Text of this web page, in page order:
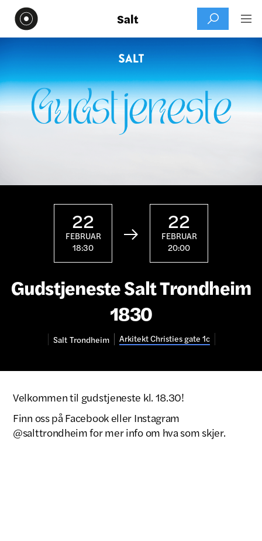
Salt  
22
FEBRUAR
18:30

22
FEBRUAR
20:00
Gudstjeneste Salt Trondheim
1830
Salt Trondheim Arkitekt Christies gate 1c
Velkommen til gudstjeneste kl. 18.30!
Finn oss på Facebook eller Instagram
@salttrondheim for mer info om hva som skjer.